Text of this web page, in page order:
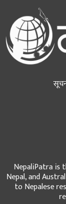
NepaliPatra is
Nepal, and
to Nepalese